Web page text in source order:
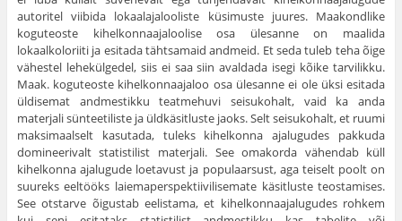
autoritel viibida lokaalajalooliste küsimuste juures. Maakondlike
koguteoste kihelkonnaajaloolise osa ülesanne on maalida
lokaalkoloriiti ja esitada tähtsamaid andmeid. Et seda tuleb teha õige
vähestel lehekülgedel, siis ei saa siin avaldada isegi kõike tarvilikku.
Maak. koguteoste kihelkonnaajaloo osa ülesanne ei ole üksi esitada
üldisemat andmestikku teatmehuvi seisukohalt, vaid ka anda
materjali sünteetiliste ja üldkäsitluste jaoks. Selt seisukohalt, et ruumi
maksimaalselt kasutada, tuleks kihelkonna ajalugudes pakkuda
domineerivalt statistilist materjali. See omakorda vähendab küll
kihelkonna ajalugude loetavust ja populaarsust, aga teiselt poolt on
suureks eeltööks laiemaperspektiivilisemate käsitluste teostamises.
See otstarve õigustab eelistama, et kihelkonnaajalugudes rohkem